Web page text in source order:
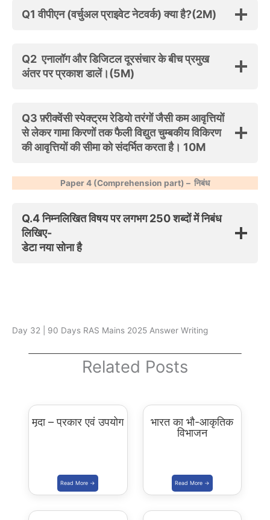
Q1 वीपीएन (वर्चुअल प्राइवेट नेटवर्क) क्या है?(2M)
Q2 एनालॉग और डिजिटल दूरसंचार के बीच प्रमुख
अंतर पर प्रकाश डालें।(5M)
Q3 फ़्रीक्वेंसी स्पेक्ट्रम रेडियो तरंगों जैसी कम आवृत्तियों
से लेकर गामा किरणों तक फैली विद्युत चुम्बकीय विकिरण
की आवृत्तियों की सीमा को संदर्भित करता है। 10M
Paper 4 (Comprehension part) – निबंध
Q.4 निम्नलिखित विषय पर लगभग 250 शब्दों में निबंध
लिखिए-
डेटा नया सोना है
Day 32 | 90 Days RAS Mains 2025 Answer Writing
Related Posts
मृदा – प्रकार एवं उपयोग
भारत का भौ-आकृतिक
विभाजन